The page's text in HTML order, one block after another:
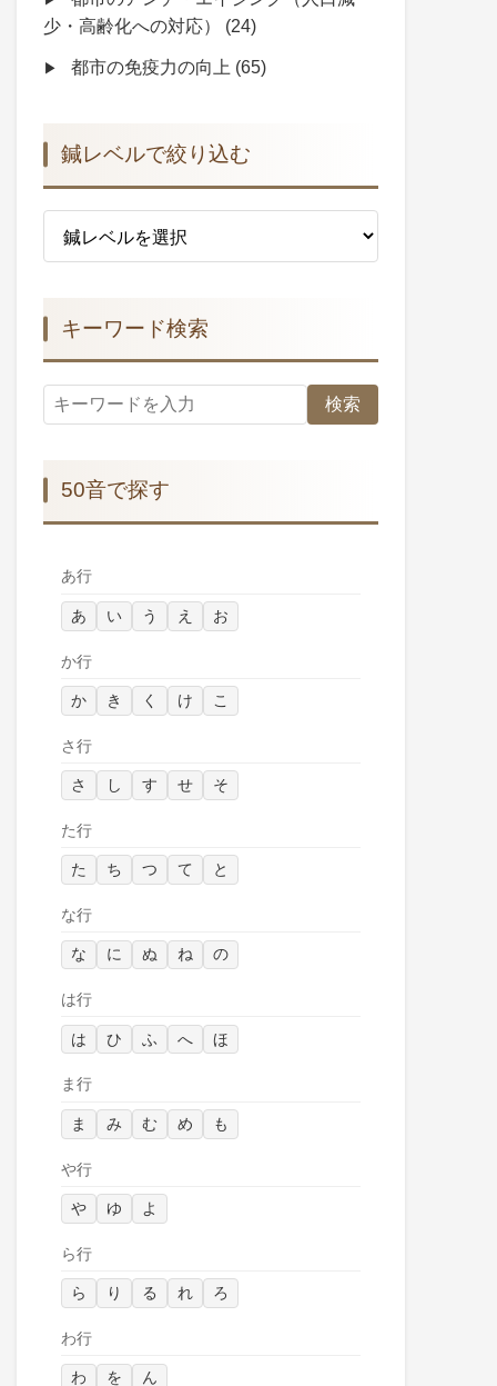
少・高齢化への対応） (24)
都市の免疫力の向上 (65)
鍼レベルで絞り込む
キーワード検索
検索
50音で探す
あ行
あ い う え お
か行
か き く け こ
さ行
さ し す せ そ
た行
た ち つ て と
な行
な に ぬ ね の
は行
は ひ ふ へ ほ
ま行
ま み む め も
や行
や ゆ よ
ら行
ら り る れ ろ
わ行
わ を ん